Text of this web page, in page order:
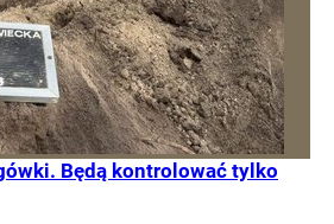
Będą kontrolować tylko